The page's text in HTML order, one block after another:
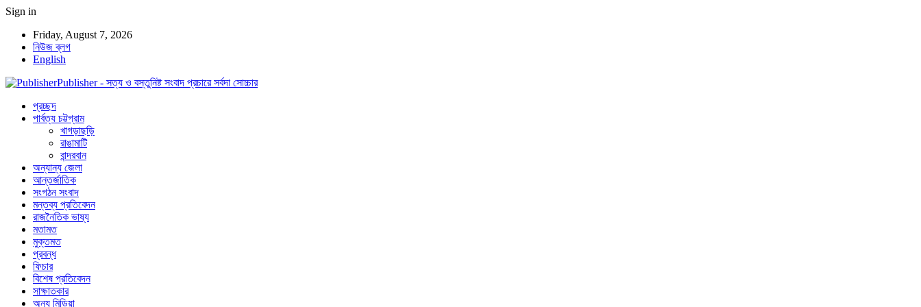
Sign in
Friday, August 7, 2026
নিউজ ব্লগ
English
Publisher - সত্য ও বস্তুনিষ্ট সংবাদ প্রচারে সর্বদা সোচ্চার
প্রচ্ছদ
পার্বত্য চট্টগ্রাম
খাগড়াছড়ি
রাঙামাটি
বান্দরবান
অন্যান্য জেলা
আন্তর্জাতিক
সংগঠন সংবাদ
মন্তব্য প্রতিবেদন
রাজনৈতিক ভাষ্য
মতামত
মুক্তমত
প্রবন্ধ
ফিচার
বিশেষ প্রতিবেদন
সাক্ষাতকার
অন্য মিডিয়া